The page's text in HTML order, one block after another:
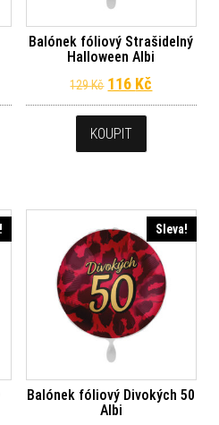
byla: 129 Kč.
cena je: 116 Kč.
Balónek fóliový Strašidelný
Halloween Albi
129Kč Původní cena
116 Kč
KOUPIT
Sleva!
Balónek fóliový Divokých 50
Albi